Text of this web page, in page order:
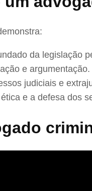
da legislação
e argumentação.
judiciais e
e a defesa dos